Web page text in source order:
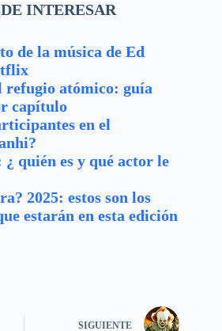
INTERESAR
de la música de Ed
refugio atómico: guía
capítulo
en el
quién es y qué actor le
2025: estos son los
estarán en esta edición
SIGUIENTE